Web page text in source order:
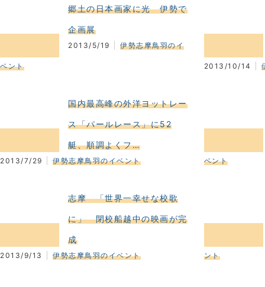
郷土の日本画家に光 伊勢で
企画展
2013/5/19 伊勢志摩鳥羽のイ
ベント 2013/10/14
国内最高峰の外洋ヨットレー
ス「パールレース」に52
艇、順調よくフ…
2013/7/29 伊勢志摩鳥羽のイベント ベント
志摩 「世界一幸せな校歌
に」 閉校船越中の映画が完
成
2013/9/13 伊勢志摩鳥羽のイベント ント